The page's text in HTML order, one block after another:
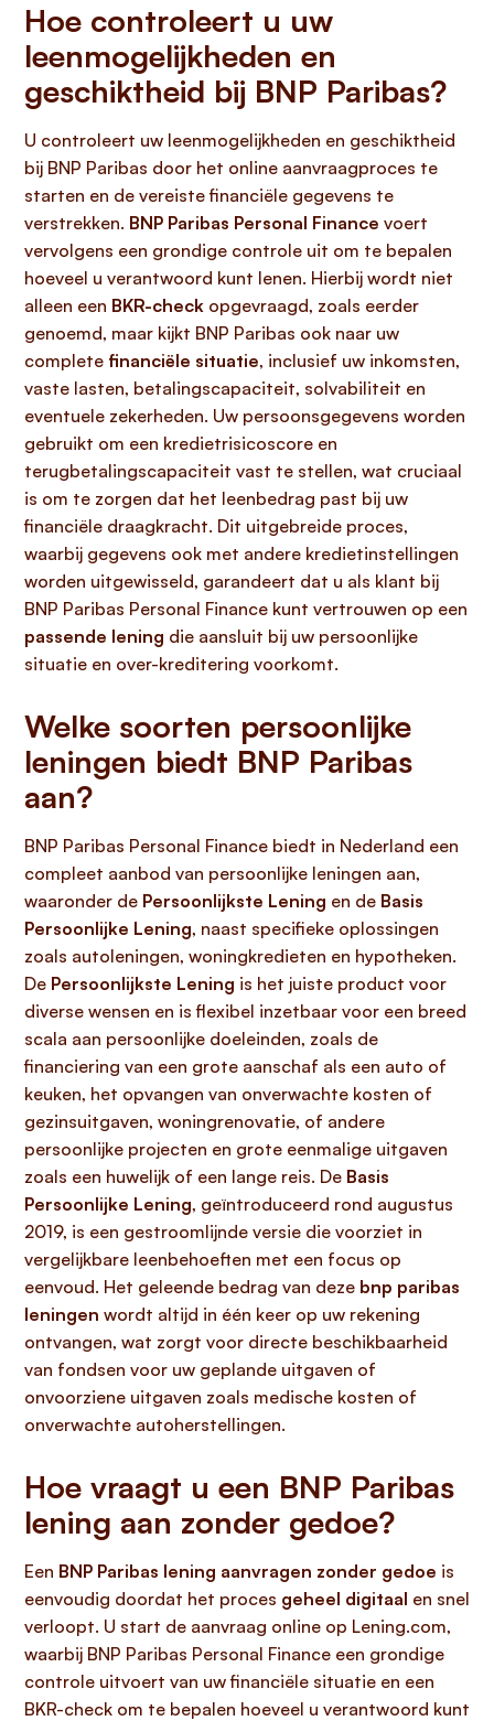
Hoe controleert u uw
leenmogelijkheden en
geschiktheid bij BNP Paribas?
U controleert uw leenmogelijkheden en geschiktheid
bij BNP Paribas door het online aanvraagproces te
starten en de vereiste financiële gegevens te
verstrekken. BNP Paribas Personal Finance voert
vervolgens een grondige controle uit om te bepalen
hoeveel u verantwoord kunt lenen. Hierbij wordt niet
alleen een BKR-check opgevraagd, zoals eerder
genoemd, maar kijkt BNP Paribas ook naar uw
complete financiële situatie, inclusief uw inkomsten,
vaste lasten, betalingscapaciteit, solvabiliteit en
eventuele zekerheden. Uw persoonsgegevens worden
gebruikt om een kredietrisicoscore en
terugbetalingscapaciteit vast te stellen, wat cruciaal
is om te zorgen dat het leenbedrag past bij uw
financiële draagkracht. Dit uitgebreide proces,
waarbij gegevens ook met andere kredietinstellingen
worden uitgewisseld, garandeert dat u als klant bij
BNP Paribas Personal Finance kunt vertrouwen op een
passende lening die aansluit bij uw persoonlijke
situatie en over-kreditering voorkomt.
Welke soorten persoonlijke
leningen biedt BNP Paribas
aan?
BNP Paribas Personal Finance biedt in Nederland een
compleet aanbod van persoonlijke leningen aan,
waaronder de Persoonlijkste Lening en de Basis
Persoonlijke Lening, naast specifieke oplossingen
zoals autoleningen, woningkredieten en hypotheken.
De Persoonlijkste Lening is het juiste product voor
diverse wensen en is flexibel inzetbaar voor een breed
scala aan persoonlijke doeleinden, zoals de
financiering van een grote aanschaf als een auto of
keuken, het opvangen van onverwachte kosten of
gezinsuitgaven, woningrenovatie, of andere
persoonlijke projecten en grote eenmalige uitgaven
zoals een huwelijk of een lange reis. De Basis
Persoonlijke Lening, geïntroduceerd rond augustus
2019, is een gestroomlijnde versie die voorziet in
vergelijkbare leenbehoeften met een focus op
eenvoud. Het geleende bedrag van deze bnp paribas
leningen wordt altijd in één keer op uw rekening
ontvangen, wat zorgt voor directe beschikbaarheid
van fondsen voor uw geplande uitgaven of
onvoorziene uitgaven zoals medische kosten of
onverwachte autoherstellingen.
Hoe vraagt u een BNP Paribas
lening aan zonder gedoe?
Een BNP Paribas lening aanvragen zonder gedoe is
eenvoudig doordat het proces geheel digitaal en snel
verloopt. U start de aanvraag online op Lening.com,
waarbij BNP Paribas Personal Finance een grondige
controle uitvoert van uw financiële situatie en een
BKR-check om te bepalen hoeveel u verantwoord kunt